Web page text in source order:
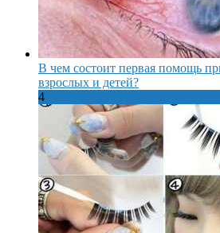
В чем состоит первая помощь
взрослых и детей?
4